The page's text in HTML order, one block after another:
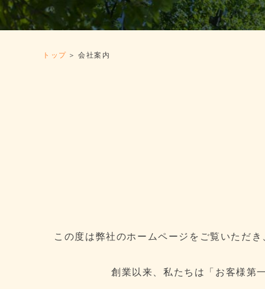
トップ 会社案内
この度は弊社のホームページをご覧いただ
創業以来、私たちは「お客様第